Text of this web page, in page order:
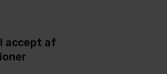
accept af